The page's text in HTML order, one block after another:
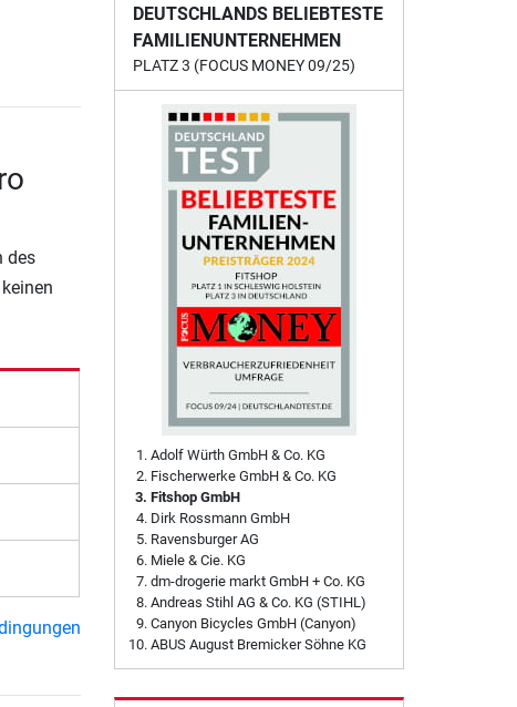
des
DEUTSCHLANDS BELIEBTESTE
FAMILIENUNTERNEHMEN
PLATZ 3 (FOCUS MONEY 09/25)
Adolf Würth GmbH & Co. KG
Fischerwerke GmbH & Co. KG
Fitshop GmbH
Dirk Rossmann GmbH
Ravensburger AG
Miele & Cie. KG
dm-drogerie markt GmbH + Co. KG
Andreas Stihl AG & Co. KG (STIHL)
Canyon Bicycles GmbH (Canyon)
ABUS August Bremicker Söhne KG